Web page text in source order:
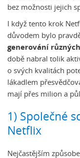
bez možnosti jejich
I když tento krok
důvodem bylo
generování
době nabral tolik
o svých kvalitách
lákadlem
mají přes milion a
1) Společné
Netflix
Nejčastějším